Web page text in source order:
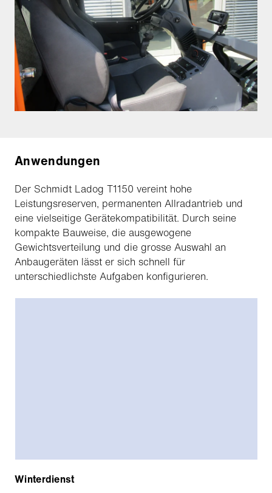
Anwendungen
Der Schmidt Ladog T1150 vereint hohe
Leistungsreserven, permanenten Allradantrieb und
eine vielseitige Gerätekompatibilität. Durch seine
kompakte Bauweise, die ausgewogene
Gewichtsverteilung und die grosse Auswahl an
Anbaugeräten lässt er sich schnell für
unterschiedlichste Aufgaben konfigurieren.
Winterdienst